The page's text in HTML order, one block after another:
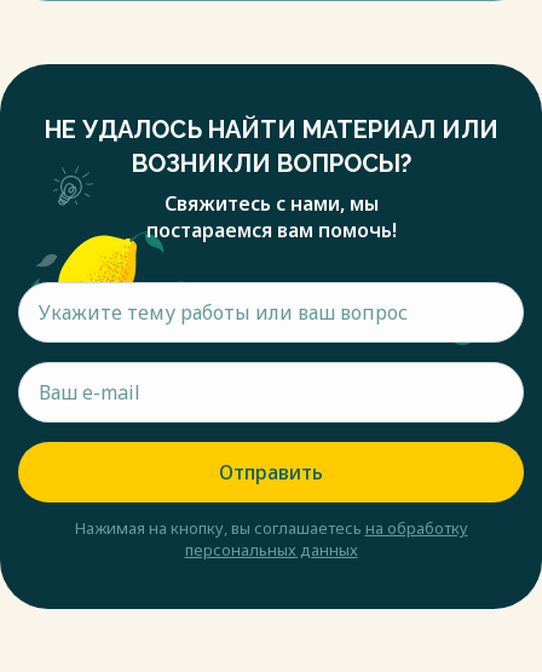
НЕ УДАЛОСЬ НАЙТИ МАТЕРИАЛ ИЛИ
ВОЗНИКЛИ ВОПРОСЫ?
Свяжитесь с нами, мы
постараемся вам помочь!
Отправить
Нажимая на кнопку, вы соглашаетесь на обработку
персональных данных